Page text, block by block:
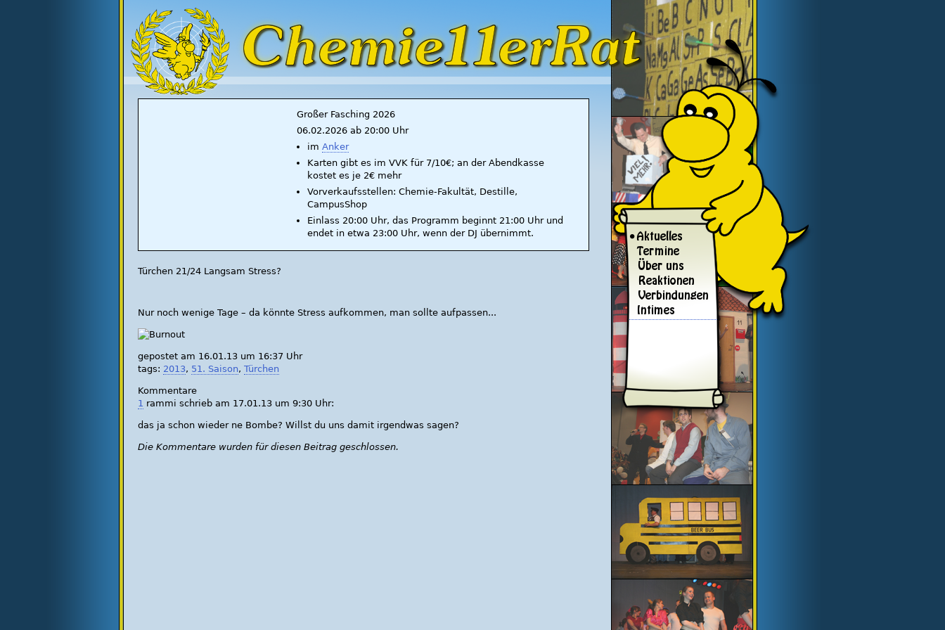
Großer Fasching 2026
06.02.2026 ab 20:00 Uhr
im Anker
Karten gibt es im VVK für 7/10€; an der Abendkasse
kostet es je 2€ mehr
Vorverkaufsstellen: Chemie-Fakultät, Destille,
CampusShop
Einlass 20:00 Uhr, das Programm beginnt 21:00 Uhr und
endet in etwa 23:00 Uhr, wenn der DJ übernimmt.
Türchen 21/24 Langsam Stress?
Nur noch wenige Tage – da könnte Stress aufkommen, man sollte aufpassen...
gepostet am 16.01.13 um 16:37 Uhr
tags: 2013, 51. Saison, Türchen
Kommentare
1 rammi schrieb am 17.01.13 um 9:30 Uhr:
das ja schon wieder ne Bombe? Willst du uns damit irgendwas sagen?
Die Kommentare wurden für diesen Beitrag geschlossen.